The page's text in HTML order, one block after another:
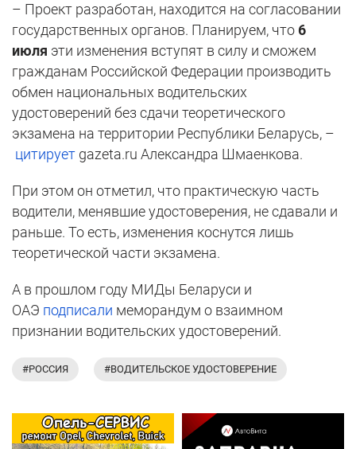
– Проект разработан, находится на согласовании
государственных органов. Планируем, что6
июля эти изменения вступят в силу и сможем
гражданам Российской Федерации производить
обмен национальных водительских
удостоверений без сдачи теоретического
экзамена на территории Республики Беларусь, –
цитирует gazeta.ru Александра Шмаенкова.
При этом он отметил, что практическую часть
водители, менявшие удостоверения, не сдавали и
раньше. То есть, изменения коснутся лишь
теоретической части экзамена.
А в прошлом году МИДы Беларуси и
ОАЭ подписали меморандум о взаимном
признании водительских удостоверений.
#РОССИЯ #ВОДИТЕЛЬСКОЕ УДОСТОВЕРЕНИЕ